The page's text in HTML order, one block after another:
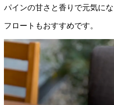
パインの甘さと香りで元気にな
フロートもおすすめです。